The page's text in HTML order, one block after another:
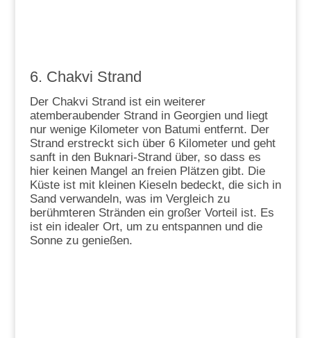
6. Chakvi Strand
Der Chakvi Strand ist ein weiterer
atemberaubender Strand in Georgien und liegt
nur wenige Kilometer von Batumi entfernt. Der
Strand erstreckt sich über 6 Kilometer und geht
sanft in den Buknari-Strand über, so dass es
hier keinen Mangel an freien Plätzen gibt. Die
Küste ist mit kleinen Kieseln bedeckt, die sich in
Sand verwandeln, was im Vergleich zu
berühmteren Stränden ein großer Vorteil ist. Es
ist ein idealer Ort, um zu entspannen und die
Sonne zu genießen.